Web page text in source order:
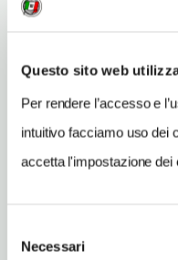
Questo sito web
Per rendere l’accesso e
intuitivo facciamo uso dei
accetta l'impostazione dei
delNecessari
INDIRIZZO
Trentino-Alto Adige IT
TELEFONO
0472765135
ORARI DI APERTURA
CONDIZIONI DI VISITA